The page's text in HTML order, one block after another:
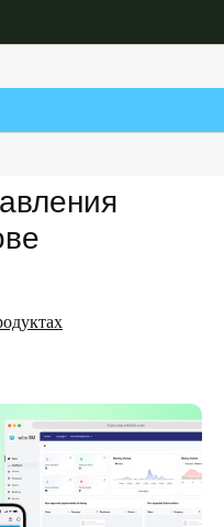
языковые настройки
America
ПРЕДСТАВЛЯЕМ SALTO IDM — РЕШЕНИЕ ДЛЯ УПРАВЛЕНИЯ ДОСТУПОМ НА ОСНОВЕ ИДЕНТИФИКАЦИИ.
IDM —